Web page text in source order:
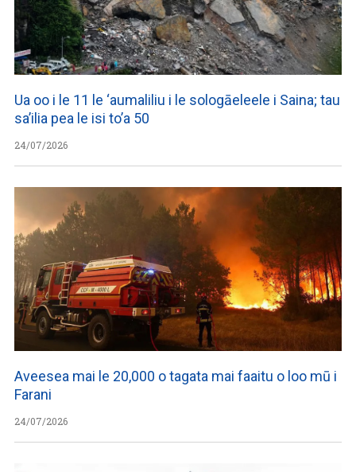
Ua oo i le 11 le ‘aumaliliu i le sologāeleele i Saina; tau
sa’ilia pea le isi to’a 50
24/07/2026
Aveesea mai le 20,000 o tagata mai faaitu o loo mū i
Farani
24/07/2026